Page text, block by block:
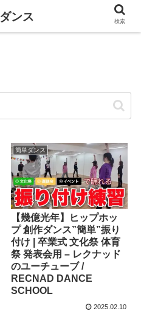
簡単ダンス
【幾億光年】ヒップホッ
プ 創作ダンス”簡単”振り
付け | 卒業式 文化祭 体育
祭 発表会用 – レクナッド
のユーチューブ /
RECNAD DANCE
SCHOOL
2025.02.10
ンス 検索